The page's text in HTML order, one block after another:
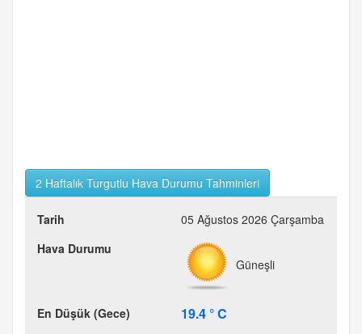
2 Haftalık Turgutlu Hava Durumu Tahminleri
05 Ağustos 2026 Çarşamba
Güneşli
19.4 ° C